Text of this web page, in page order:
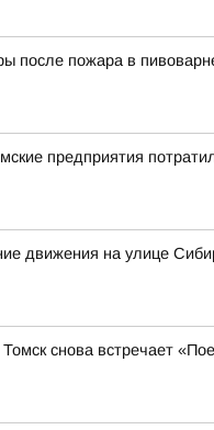
после пожара в
предприятия
движения на улице
снова встречает